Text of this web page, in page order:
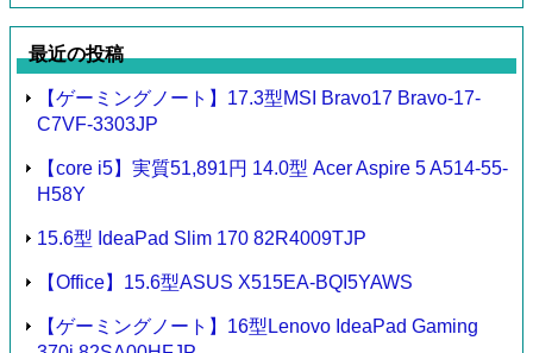
最近の投稿
【ゲーミングノート】17.3型MSI Bravo17 Bravo-17-
C7VF-3303JP
【core i5】実質51,891円 14.0型 Acer Aspire 5 A514-55-
H58Y
15.6型 IdeaPad Slim 170 82R4009TJP
【Office】15.6型ASUS X515EA-BQI5YAWS
【ゲーミングノート】16型Lenovo IdeaPad Gaming